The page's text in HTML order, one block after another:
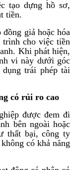
tạo dựng hồ sơ,
tiền.
giả hoặc hóa
cho việc tiền
Khi phát hiện,
vi này dưới góc
trái phép tài
có rủi ro cao
được đem đi
bên ngoài hoặc
thất bại, công ty
có khả năng